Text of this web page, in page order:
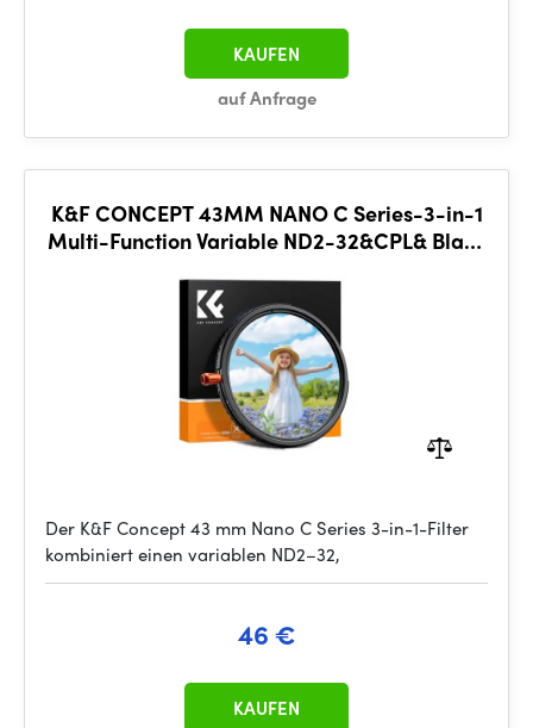
auf Anfrage
KAUFEN
K&F CONCEPT 43MM NANO C Series-3-in-1
Multi-Function Variable ND2-32&CPL& Black
Der K&F Concept 43 mm Nano C Series 3-in-1-Filter
kombiniert einen variablen ND2–32,
46 €
KAUFEN